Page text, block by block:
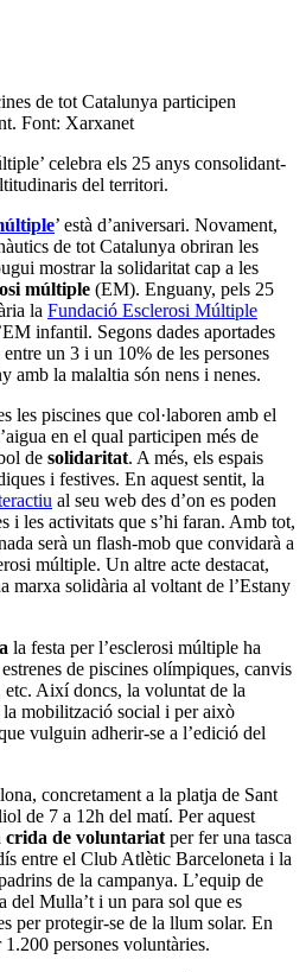
de tot Catalunya participen
Font: Xarxanet
celebra els 25 anys consolidant-
del territori.
’ està d’aniversari. Novament,
de tot Catalunya obriran les
mostrar la solidaritat cap a les
múltiple (EM). Enguany, pels 25
la Fundació Esclerosi Múltiple
infantil. Segons dades aportades
un 3 i un 10% de les persones
amb la malaltia són nens i nenes.
les piscines que col·laboren amb el
en el qual participen més de
de solidaritat. A més, els espais
i festives. En aquest sentit, la
al seu web des d’on es poden
i les activitats que s’hi faran. Amb tot,
serà un flash-mob que convidarà a
múltiple. Un altre acte destacat,
marxa solidària al voltant de l’Estany
la festa per l’esclerosi múltiple ha
de piscines olímpiques, canvis
etc. Així doncs, la voluntat de la
la mobilització social i per això
vulguin adherir-se a l’edició del
concretament a la platja de Sant
de 7 a 12h del matí. Per aquest
crida de voluntariat per fer una tasca
entre el Club Atlètic Barceloneta i la
de la campanya. L’equip de
del Mulla’t i un para sol que es
per protegir-se de la llum solar. En
persones voluntàries.